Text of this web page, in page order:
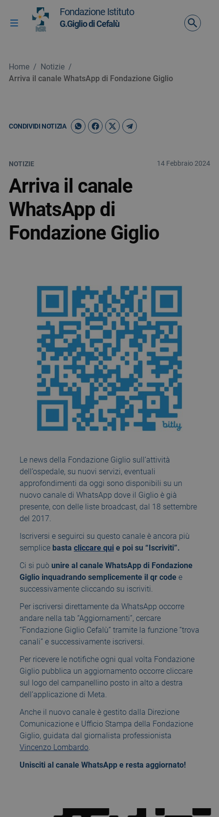
Vai ai contenuti
Vai al menu di navigazione
Vai al footer
Attiva / disattiva la navigazione
Fondazione Istituto
G.Giglio di Cefalù
Home / Notizie /
Arriva il canale WhatsApp di Fondazione Giglio
CONDIVIDI NOTIZIA
NOTIZIE 14 Febbraio 2024
Arriva il canale
WhatsApp di
Fondazione Giglio
Le news della Fondazione Giglio sull’attività
dell’ospedale, su nuovi servizi, eventuali
approfondimenti da oggi sono disponibili su un
nuovo canale di WhatsApp dove il Giglio è già
presente, con delle liste broadcast, dal 18 settembre
del 2017.
Iscriversi e seguirci su questo canale è ancora più
semplice basta cliccare qui e poi su “Iscriviti”.
Ci si può unire al canale WhatsApp di Fondazione
Giglio inquadrando semplicemente il qr code e
successivamente cliccando su iscriviti.
Per iscriversi direttamente da WhatsApp occorre
andare nella tab “Aggiornamenti”, cercare
“Fondazione Giglio Cefalù” tramite la funzione “trova
canali” e successivamente iscriversi.
Per ricevere le notifiche ogni qual volta Fondazione
Giglio pubblica un aggiornamento occorre cliccare
sul logo del campanellino posto in alto a destra
dell’applicazione di Meta.
Anche il nuovo canale è gestito dalla Direzione
Comunicazione e Ufficio Stampa della Fondazione
Giglio, guidata dal giornalista professionista
Vincenzo Lombardo.
Unisciti al canale WhatsApp e resta aggiornato!